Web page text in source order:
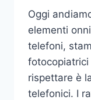
Oggi
elementi
telefoni,
fotocopiatrici
rispettare è
telefonici. I